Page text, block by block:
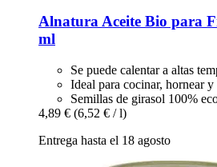
Alnatura Aceite Bio para
ml
Se puede calentar a altas
Ideal para cocinar, hornear
Semillas de girasol 100%
4,89 € (6,52 € / l)
Entrega hasta el 18 agosto